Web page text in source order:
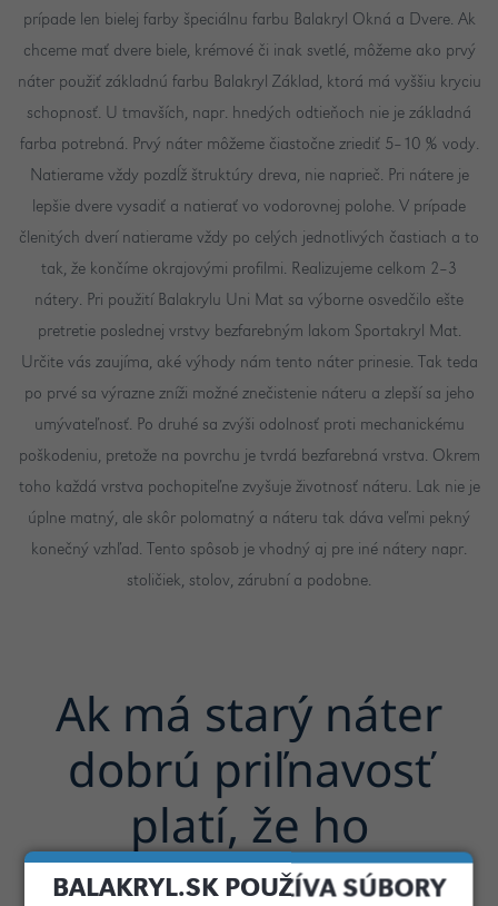
prípade len bielej farby špeciálnu farbu Balakryl Okná a Dvere. Ak
chceme mať dvere biele, krémové či inak svetlé, môžeme ako prvý
náter použiť základnú farbu Balakryl Základ, ktorá má vyššiu kryciu
schopnosť. U tmavších, napr. hnedých odtieňoch nie je základná
farba potrebná. Prvý náter môžeme čiastočne zriediť 5–10 % vody.
Natierame vždy pozdĺž štruktúry dreva, nie naprieč. Pri nátere je
lepšie dvere vysadiť a natierať vo vodorovnej polohe. V prípade
členitých dverí natierame vždy po celých jednotlivých častiach a to
tak, že končíme okrajovými profilmi. Realizujeme celkom 2–3
nátery. Pri použití Balakrylu Uni Mat sa výborne osvedčilo ešte
pretretie poslednej vrstvy bezfarebným lakom Sportakryl Mat.
Určite vás zaujíma, aké výhody nám tento náter prinesie. Tak teda
po prvé sa výrazne zníži možné znečistenie náteru a zlepší sa jeho
umývateľnosť. Po druhé sa zvýši odolnosť proti mechanickému
poškodeniu, pretože na povrchu je tvrdá bezfarebná vrstva. Okrem
toho každá vrstva pochopiteľne zvyšuje životnosť náteru. Lak nie je
úplne matný, ale skôr polomatný a náteru tak dáva veľmi pekný
konečný vzhľad. Tento spôsob je vhodný aj pre iné nátery napr.
stoličiek, stolov, zárubní a podobne.
Ak má starý náter
dobrú priľnavosť
platí, že ho
nemusíme
BALAKRYL.SK POUŽÍVA SÚBORY